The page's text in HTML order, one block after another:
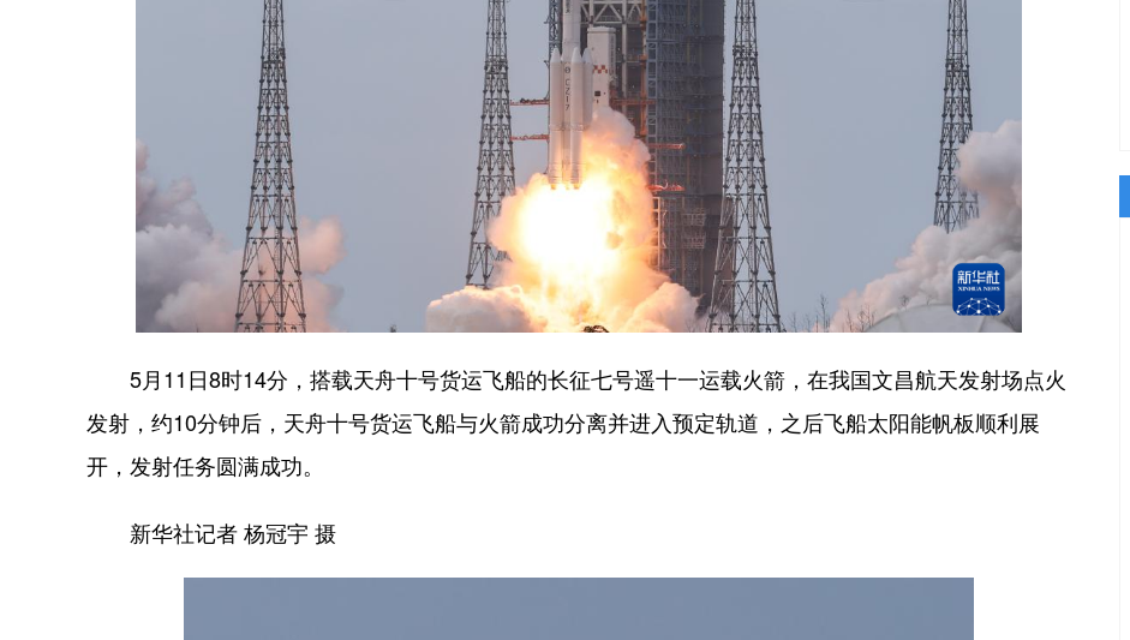
5月11日8时14分，搭载天舟十号货运飞船的长征七号遥十一运载火箭，在我国文昌航天发射场点火
发射，约10分钟后，天舟十号货运飞船与火箭成功分离并进入预定轨道，之后飞船太阳能帆板顺利展
开，发射任务圆满成功。
新华社记者 杨冠宇 摄